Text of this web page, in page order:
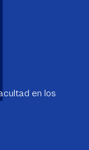
en los